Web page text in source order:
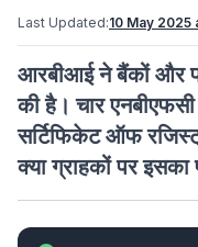
Last Updated:10 May 2025
आरबीआई ने बैंकों और
की है। चार
सर्टिफिकेट ऑफ
क्या ग्राहकों पर इसका